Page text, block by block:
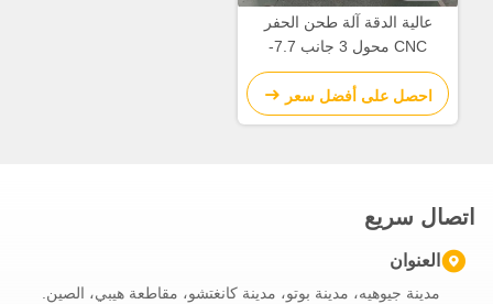
عالية الدقة آلة طحن الحفر
CNC محول 3 جانب 7.7-
15N.M محرك الخدمة
احصل على أفضل سعر
اتصال سريع
العنوان
مدينة جيوهيه، مدينة بوتو، مدينة كانغتشو، مقاطعة هيبي، الصين.